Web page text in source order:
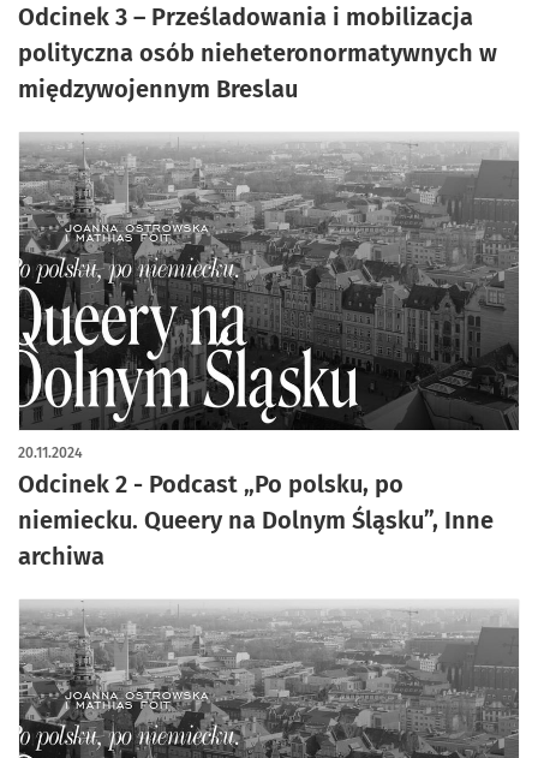
Odcinek 3 – Prześladowania i mobilizacja
polityczna osób nieheteronormatywnych w
międzywojennym Breslau
Odcinek 2 - Podcast „Po polsku, po
niemiecku. Queery na Dolnym Śląsku”, Inne
archiwa
20.11.2024